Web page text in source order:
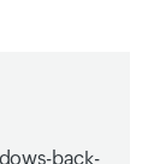
back-